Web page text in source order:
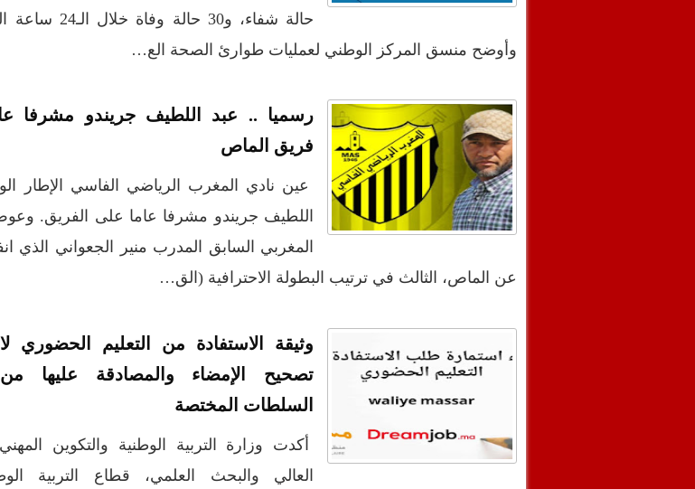
حالة شفاء، و30 حالة
وأوضح منسق المركز الوطني لعمليات طوارئ الصحة الع…
رسميا .. عبد اللطيف جريندو مشرفا
فريق الماص
عين نادي المغرب الرياضي الفاسي الإطار
اللطيف جريندو مشرفا عاما على الفريق.
المغربي السابق المدرب منير الجعواني الذي
عن الماص، الثالث في ترتيب البطولة الاحترافية (الق…
وثيقة الاستفادة من التعليم الحضوري
تصحيح الإمضاء والمصادقة عليها
السلطات المختصة
أكدت وزارة التربية الوطنية والتكوين المهني
العالي والبحث العلمي، قطاع التربية